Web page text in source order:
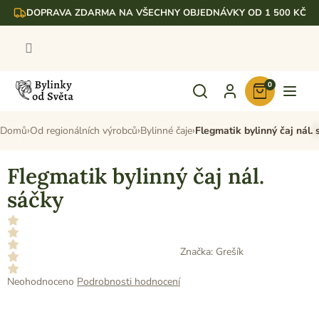
Přejít DOPRAVA ZDARMA NA VŠECHNY OBJEDNÁVKY OD 1 500 KČ
Nákupní
košík
0
Domů Od regionálních výrobců Bylinné čaje Flegmatik bylinný čaj nál.
Flegmatik bylinný čaj nál.
sáčky
Průměrné
Neohodnoceno Podrobnosti hodnocení
Značka: Grešík